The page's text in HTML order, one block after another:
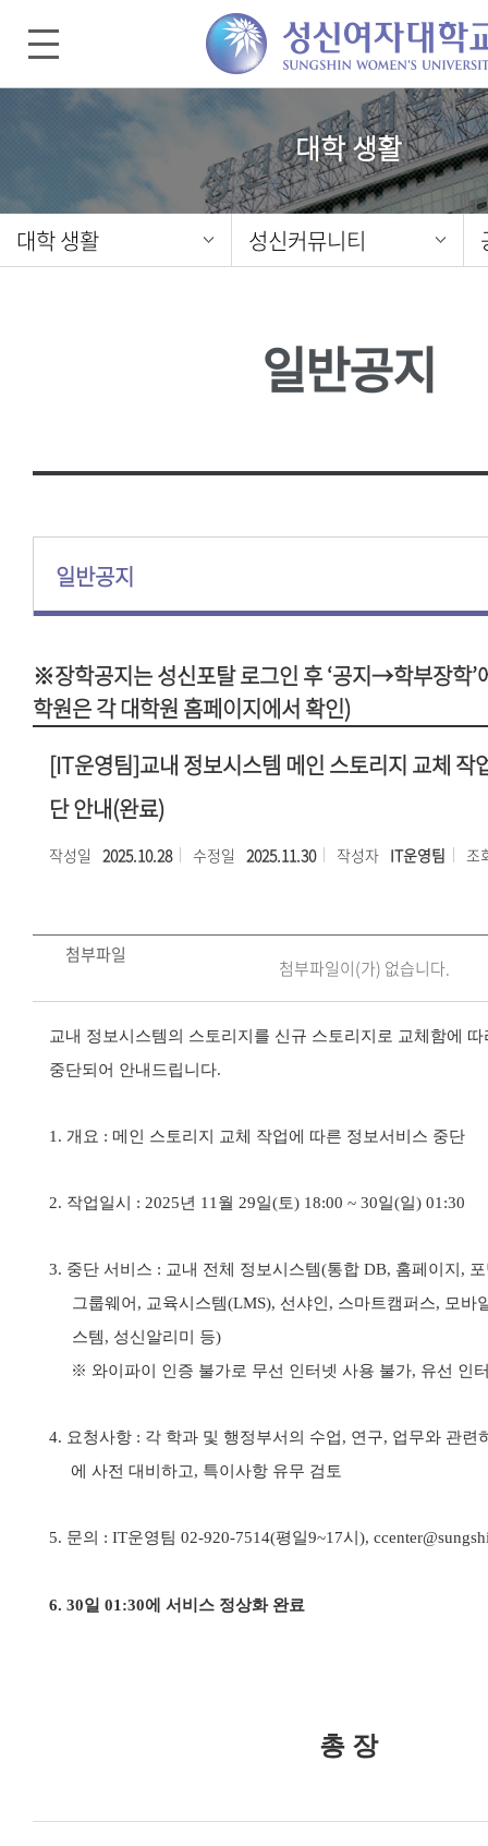
대학 생활
대학 생활 성신커뮤니티
일반공지
일반공지
※장학공지는 성신포탈 로그인 후 ‘공지→학부장학’
학원은 각 대학원 홈페이지에서 확인)
[IT운영팀]교내 정보시스템 메인 스토리지 교체 작
단 안내(완료)
작성일 2025.10.28 수정일 2025.11.30 작성자 IT운영팀 조
첨부파일
첨부파일이(가) 없습니다.
교내 정보시스템의 스토리지를 신규 스토리지로 교체함에
중단되어 안내드립니다.
1. 개요 : 메인 스토리지 교체 작업에 따른 정보서비스 중단
2. 작업일시 : 2025년 11 월 29일(토) 18:00 ~ 30일(일) 01:30
3. 중단 서비스 : 교내 전체 정보시스템(통합 DB, 홈페이지 ,
그룹웨어 , 교육시스템(LMS), 선샤인 , 스마트캠퍼스, 모바
스템, 성신알리미 등)
※ 와이파이 인증 불가로 무선 인터넷 사용 불가, 유선 인
4. 요청사항 : 각 학과 및 행정부서의 수업, 연구, 업무와 관련
에 사전 대비하고, 특이사항 유무 검토
5. 문의 : IT운영팀 02-920-7514(평일9~17시 ),
6. 30일 01:30에 서비스 정상화 완료
총 장